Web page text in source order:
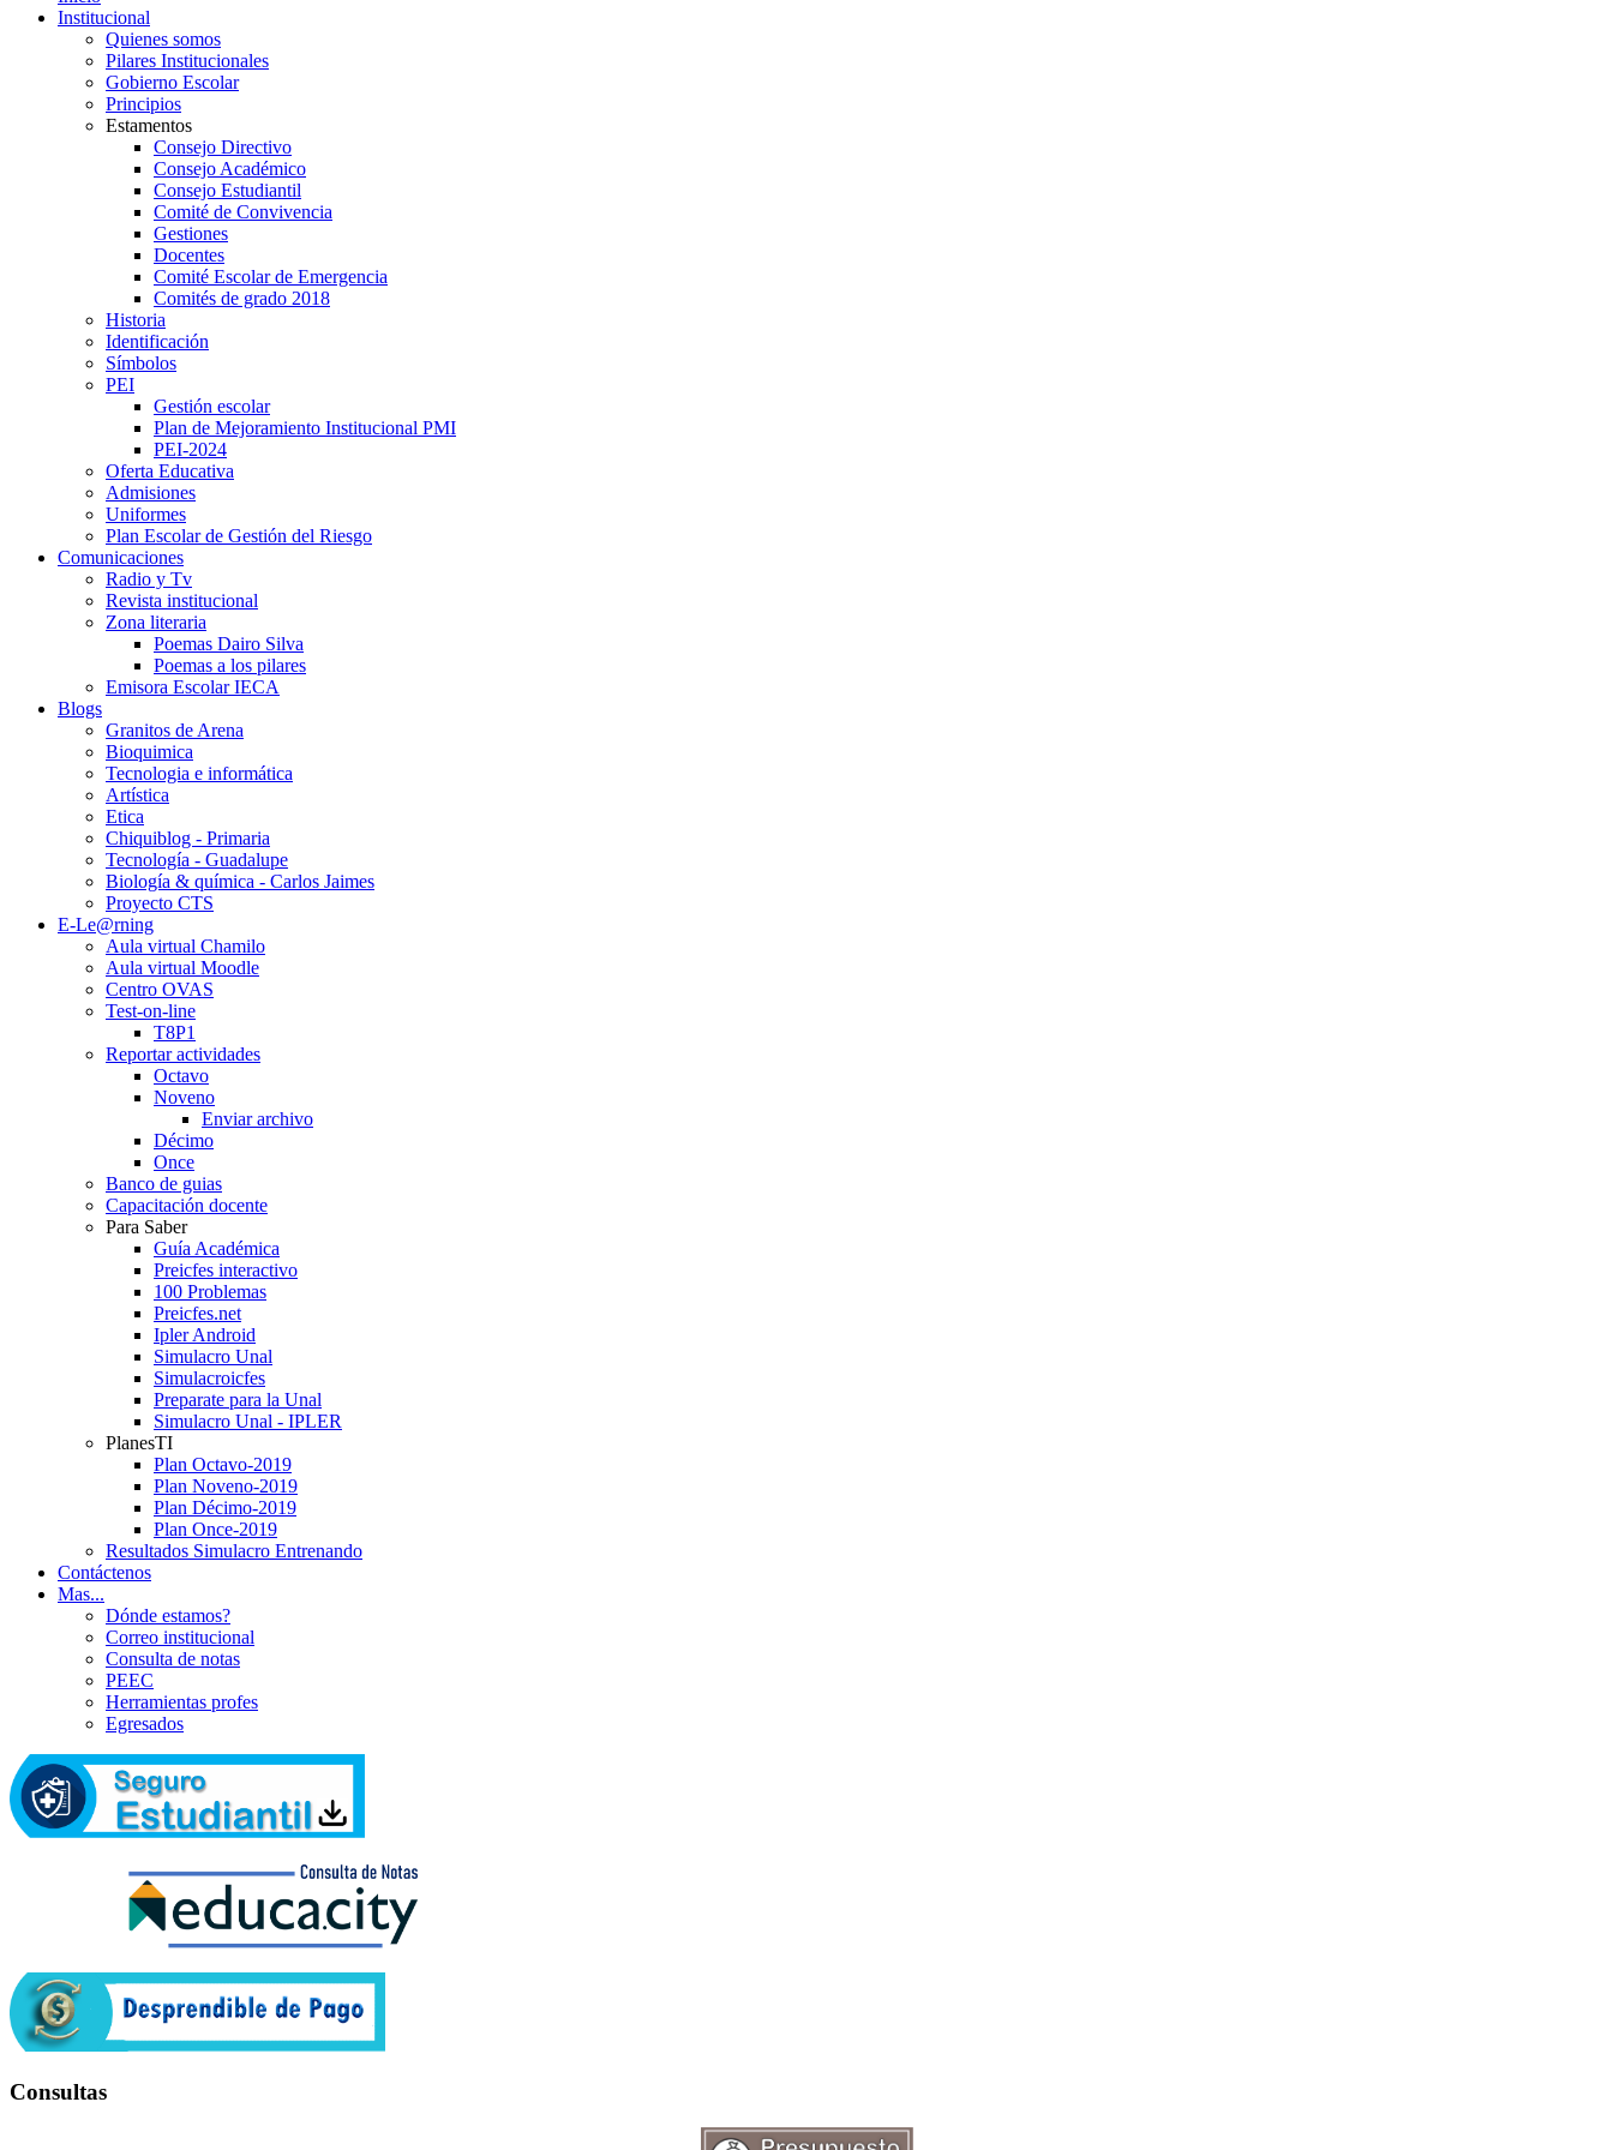
Institucional
Quienes somos
Pilares Institucionales
Gobierno Escolar
Principios
Estamentos
Consejo Directivo
Consejo Académico
Consejo Estudiantil
Comité de Convivencia
Gestiones
Docentes
Comité Escolar de Emergencia
Comités de grado 2018
Historia
Identificación
Símbolos
PEI
Gestión escolar
Plan de Mejoramiento Institucional PMI
PEI-2024
Oferta Educativa
Admisiones
Uniformes
Plan Escolar de Gestión del Riesgo
Comunicaciones
Radio y Tv
Revista institucional
Zona literaria
Poemas Dairo Silva
Poemas a los pilares
Emisora Escolar IECA
Blogs
Granitos de Arena
Bioquimica
Tecnologia e informática
Artística
Etica
Chiquiblog - Primaria
Tecnología - Guadalupe
Biología & química - Carlos Jaimes
Proyecto CTS
E-Le@rning
Aula virtual Chamilo
Aula virtual Moodle
Centro OVAS
Test-on-line
T8P1
Reportar actividades
Octavo
Noveno
Enviar archivo
Décimo
Once
Banco de guias
Capacitación docente
Para Saber
Guía Académica
Preicfes interactivo
100 Problemas
Preicfes.net
Ipler Android
Simulacro Unal
Simulacroicfes
Preparate para la Unal
Simulacro Unal - IPLER
PlanesTI
Plan Octavo-2019
Plan Noveno-2019
Plan Décimo-2019
Plan Once-2019
Resultados Simulacro Entrenando
Contáctenos
Mas...
Dónde estamos?
Correo institucional
Consulta de notas
PEEC
Herramientas profes
Egresados
Consultas